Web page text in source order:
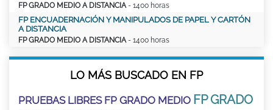
FP GRADO MEDIO A DISTANCIA- 1400 horas
FP ENCUADERNACIÓN Y MANIPULADOS DE PAPEL Y CARTÓN
A DISTANCIA
FP GRADO MEDIO A DISTANCIA- 1400 horas
LO MÁS BUSCADO EN FP
PRUEBAS LIBRES FP GRADO MEDIO FP GRADO